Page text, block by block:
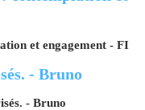
et engagement - FI
- Bruno